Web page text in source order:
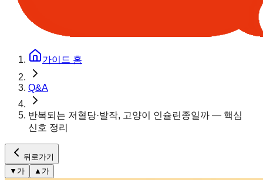
가이드 홈
Q&A
반복되는 저혈당·발작, 고양이 인슐린종일까 — 핵심
신호 정리
뒤로가기
▼ 가 ▲ 가